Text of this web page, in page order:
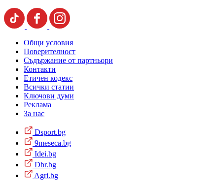
Общи условия
Поверителност
Съдържание от партньори
Контакти
Етичен кодекс
Всички статии
Ключови думи
Реклама
За нас
Dsport.bg
9meseca.bg
Idei.bg
Dbr.bg
Agri.bg